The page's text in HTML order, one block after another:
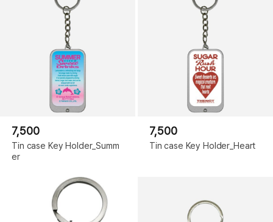
7,500
Tin case Key Holder_Summ
er
7,500
Tin case Key Holder_Heart